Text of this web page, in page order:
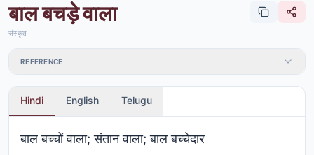
बाल बचड़े वाला
संस्कृत
REFERENCE
Hindi English Telugu
बाल बच्चों वाला; संतान वाला; बाल बच्चेदार